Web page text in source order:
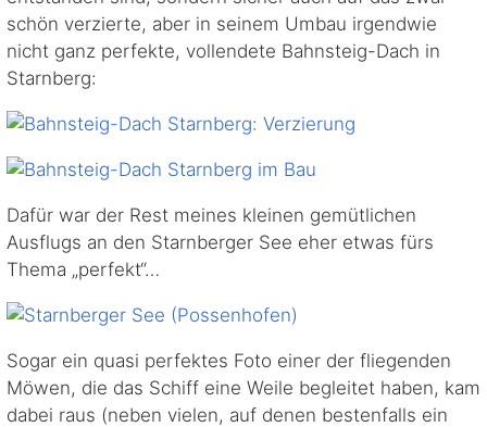
schön verzierte, aber in seinem Umbau irgendwie
nicht ganz perfekte, vollendete Bahnsteig-Dach in
Starnberg:
Dafür war der Rest meines kleinen gemütlichen
Ausflugs an den Starnberger See eher etwas fürs
Thema „perfekt“…
Sogar ein quasi perfektes Foto einer der fliegenden
Möwen, die das Schiff eine Weile begleitet haben, kam
dabei raus (neben vielen, auf denen bestenfalls ein